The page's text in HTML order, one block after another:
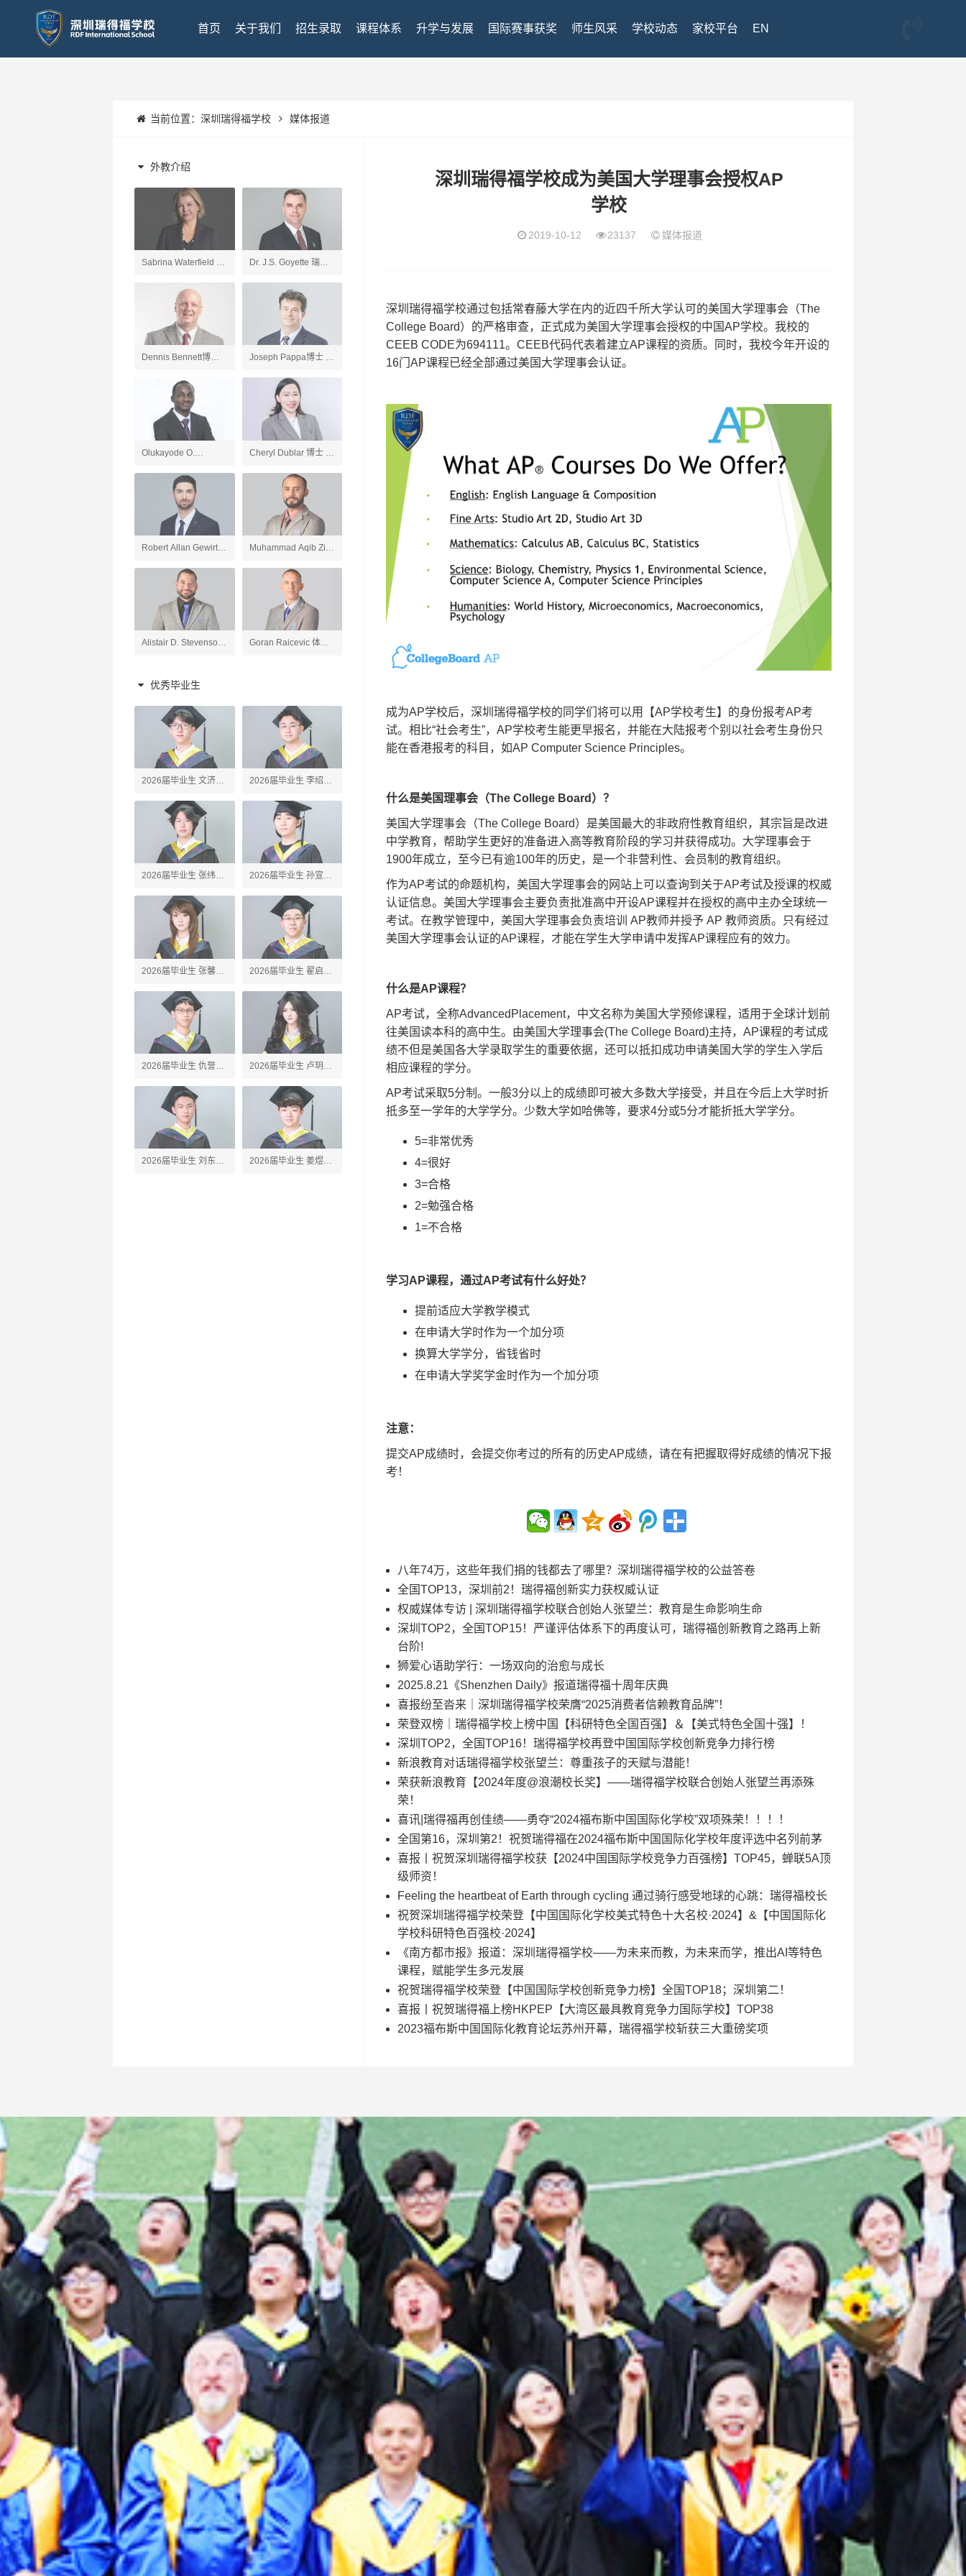
首页 关于我们 招生录取 课程体系 升学与发展 国际赛事获奖 师生风采 学校动态 家校平台 EN
当前位置： 深圳瑞得福学校 媒体报道
外教介绍
Sabrina Waterfield 深
圳瑞得福学校 校长
Dr. J.S. Goyette 瑞得
福UK项目校长
Dennis Bennett博士
英国文学、英语老师
Joseph Pappa博士 美
国文学、AP英语语言
和写作老师
Olukayode O.
Ogundipe博士 化学、
AP化学、AP环境科学
Cheryl Dublar 博士 社
会研究老师
Robert Allan Gewirtz
英语、应用英语老师
Muhammad Aqib Zia
人工智能导论与
ChatGPT应用、游戏
开发、AP计算机科学
原理老师
Alistair D. Stevenson Goran Raicevic 体育
优秀毕业生
2026届毕业生 文济
Webster
2026届毕业生 李绍槐
2026届毕业生 张纬之 2026届毕业生 孙宣德
2026届毕业生 张馨予 2026届毕业生 翟启善
2026届毕业生 仇誉竣 2026届毕业生 卢玥
2026届毕业生 刘东珩 2026届毕业生 姜煜垒
深圳瑞得福学校成为美国大学理事会授权AP
学校
2019-10-12 23137 媒体报道
深圳瑞得福学校通过包括常春藤大学在内的近四千所大学认可的美国大学理事会（The
College Board）的严格审查，正式成为美国大学理事会授权的中国AP学校。我校的
CEEB CODE为694111。CEEB代码代表着建立AP课程的资质。同时，我校今年开设的
16门AP课程已经全部通过美国大学理事会认证。
成为AP学校后，深圳瑞得福学校的同学们将可以用【AP学校考生】的身份报考AP考
试。相比“社会考生”，AP学校考生能更早报名，并能在大陆报考个别以社会考生身份只
能在香港报考的科目，如AP Computer Science Principles。
什么是美国理事会（The College Board）？
美国大学理事会（The College Board）是美国最大的非政府性教育组织，其宗旨是改进
中学教育，帮助学生更好的准备进入高等教育阶段的学习并获得成功。大学理事会于
1900年成立，至今已有逾100年的历史，是一个非营利性、会员制的教育组织。
作为AP考试的命题机构，美国大学理事会的网站上可以查询到关于AP考试及授课的权威
认证信息。美国大学理事会主要负责批准高中开设AP课程并在授权的高中主办全球统一
考试。在教学管理中，美国大学理事会负责培训 AP教师并授予 AP 教师资质。只有经过
美国大学理事会认证的AP课程，才能在学生大学申请中发挥AP课程应有的效力。
什么是AP课程？
AP考试，全称AdvancedPlacement，中文名称为美国大学预修课程，适用于全球计划前
往美国读本科的高中生。由美国大学理事会(The College Board)主持，AP课程的考试成
绩不但是美国各大学录取学生的重要依据，还可以抵扣成功申请美国大学的学生入学后
相应课程的学分。
AP考试采取5分制。一般3分以上的成绩即可被大多数大学接受，并且在今后上大学时折
抵多至一学年的大学学分。少数大学如哈佛等，要求4分或5分才能折抵大学学分。
5=非常优秀
4=很好
3=合格
2=勉强合格
1=不合格
学习AP课程，通过AP考试有什么好处？
提前适应大学教学模式
在申请大学时作为一个加分项
换算大学学分，省钱省时
在申请大学奖学金时作为一个加分项
注意：
提交AP成绩时，会提交你考过的所有的历史AP成绩，请在有把握取得好成绩的情况下报
考！
八年74万，这些年我们捐的钱都去了哪里？深圳瑞得福学校的公益答卷
全国TOP13，深圳前2！瑞得福创新实力获权威认证
权威媒体专访 | 深圳瑞得福学校联合创始人张望兰：教育是生命影响生命
深圳TOP2，全国TOP15！严谨评估体系下的再度认可，瑞得福创新教育之路再上新
台阶!
狮爱心语助学行：一场双向的治愈与成长
2025.8.21《Shenzhen Daily》报道瑞得福十周年庆典
喜报纷至沓来｜深圳瑞得福学校荣膺“2025消费者信赖教育品牌”！​
荣登双榜｜瑞得福学校上榜中国【科研特色全国百强】＆【美式特色全国十强】！
深圳TOP2，全国TOP16！瑞得福学校再登中国国际学校创新竞争力排行榜
新浪教育对话瑞得福学校张望兰：尊重孩子的天赋与潜能！
荣获新浪教育【2024年度@浪潮校长奖】——瑞得福学校联合创始人张望兰再添殊
荣！
喜讯|瑞得福再创佳绩——勇夺“2024福布斯中国国际化学校”双项殊荣！！！！
全国第16，深圳第2！祝贺瑞得福在2024福布斯中国国际化学校年度评选中名列前茅
喜报丨祝贺深圳瑞得福学校获【2024中国国际学校竞争力百强榜】TOP45，蝉联5A顶
级师资！
Feeling the heartbeat of Earth through cycling 通过骑行感受地球的心跳：瑞得福校长
祝贺深圳瑞得福学校荣登【中国国际化学校美式特色十大名校·2024】&【中国国际化
学校科研特色百强校·2024】
《南方都市报》报道：深圳瑞得福学校——为未来而教，为未来而学，推出AI等特色
课程，赋能学生多元发展
祝贺瑞得福学校荣登【中国国际学校创新竞争力榜】全国TOP18；深圳第二！
喜报丨祝贺瑞得福上榜HKPEP【大湾区最具教育竞争力国际学校】TOP38
2023福布斯中国国际化教育论坛苏州开幕，瑞得福学校斩获三大重磅奖项